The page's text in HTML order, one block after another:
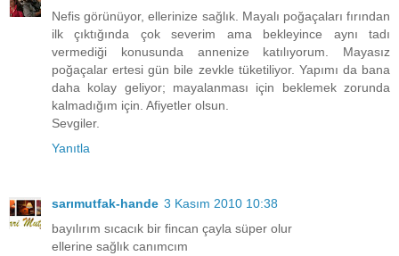
Nefis görünüyor, ellerinize sağlık. Mayalı poğaçaları fırından
ilk çıktığında çok severim ama bekleyince aynı tadı
vermediği konusunda annenize katılıyorum. Mayasız
poğaçalar ertesi gün bile zevkle tüketiliyor. Yapımı da bana
daha kolay geliyor; mayalanması için beklemek zorunda
kalmadığım için. Afiyetler olsun.
Sevgiler.
Yanıtla
sarımutfak-hande 3 Kasım 2010 10:38
bayılırım sıcacık bir fincan çayla süper olur
ellerine sağlık canımcım